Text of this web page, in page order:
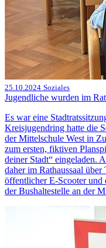
25.10.2024 Soziales
Jugendliche wurden im
Es war eine
Kreisjugendring hatte die
der Mittelschule West in
zum ersten, fiktiven
deiner Stadt“ eingeladen.
daher im Rathaussaal
öffentlicher E-Scooter
der Bushaltestelle an der